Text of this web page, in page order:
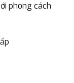
phong cách